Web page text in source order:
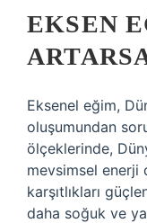
EKSEN
Eksenel eğim,
oluşumundan
ölçeklerinde,
mevsimsel enerji
karşıtlıkları
daha soğuk ve